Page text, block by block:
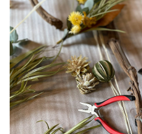
店舗案内
ご利用ガイド
プライバシーポリシー
特定商取引法について